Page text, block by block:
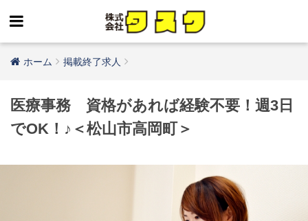
ホーム 掲載終了求人
医療事務 資格があれば経験不要！週3日
でOK！♪＜松山市高岡町＞